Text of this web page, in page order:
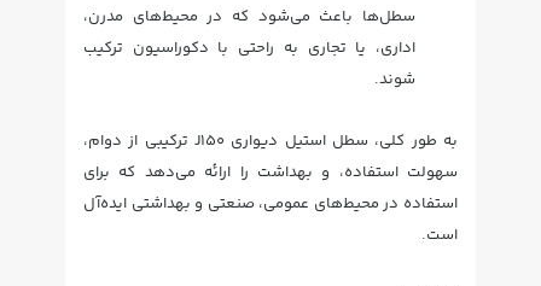
سطل‌ها باعث می‌شود که در محیط‌های مدرن،
اداری، یا تجاری به راحتی با دکوراسیون ترکیب
شوند.
به طور کلی، سطل استیل دیواری J150 ترکیبی از دوام،
سهولت استفاده، و بهداشت را ارائه می‌دهد که برای
استفاده در محیط‌های عمومی، صنعتی و بهداشتی ایده‌آل
است.